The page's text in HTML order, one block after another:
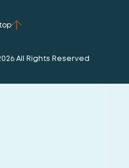
All Rights Reserved